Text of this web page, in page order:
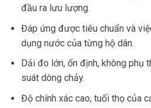
đầu ra lưu lượng.
Đáp ứng được tiêu chuẩn và
dụng nước của từng hộ dân.
Dải đo lớn, ổn định, không phụ
suát dòng chảy.
Độ chính xác cao, tuổi thọ của